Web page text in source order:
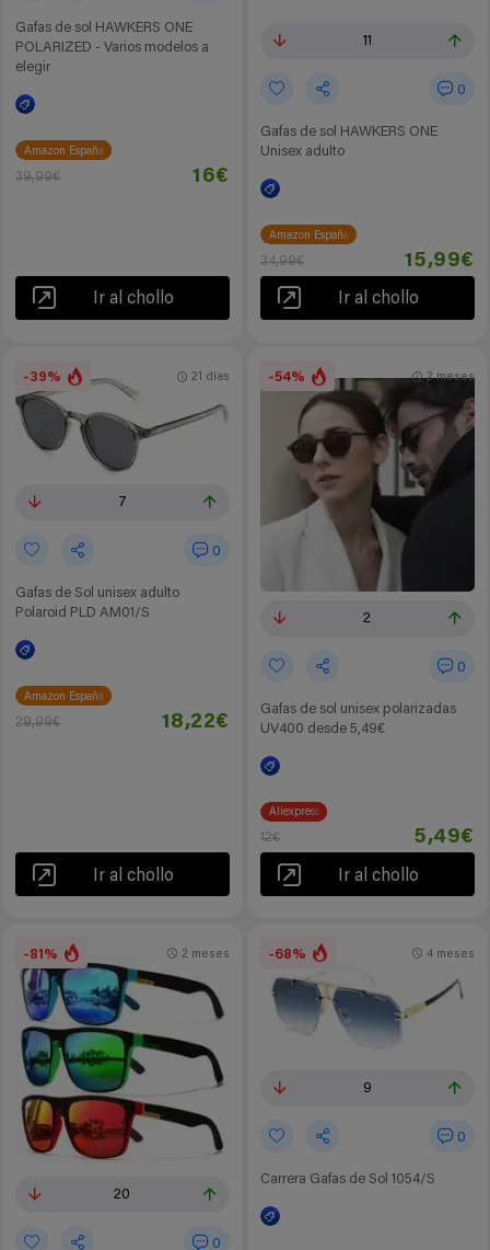
Gafas de sol HAWKERS ONE
POLARIZED - Varios modelos a
elegir
Amazon España
39,99€ 16€
Ir al chollo
11
0
Gafas de sol HAWKERS ONE
Unisex adulto
Amazon España
34,99€ 15,99€
Ir al chollo
-39%
7
0
Gafas de Sol unisex adulto
Polaroid PLD AM01/S
21 días
Amazon España
29,99€ 18,22€
Ir al chollo
-54%
2
0
Gafas de sol unisex polarizadas
UV400 desde 5,49€
2 meses
Aliexpress
12€ 5,49€
Ir al chollo
-81%
20
0
2 meses -68%
9
0
Carrera Gafas de Sol 1054/S
4 meses